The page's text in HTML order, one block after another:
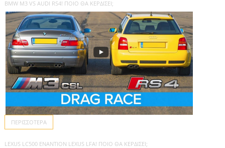
ΠΟΙΟ ΘΑ ΚΕΡΔΊΣΕΙ;
ΠΕΡΙΣΣΌΤΕΡΑ
ΤΙ ΘΑ ΣΥΜΒΕΊ ΑΝ ΑΝΤΙΚΑΤΑΣΤΉΣΕΙΣ ΈΝΑ ΕΛΑΣΤΙΚΌ ΑΥΤΟΚΙΝΉΤΟΥ ΜΕ 3000